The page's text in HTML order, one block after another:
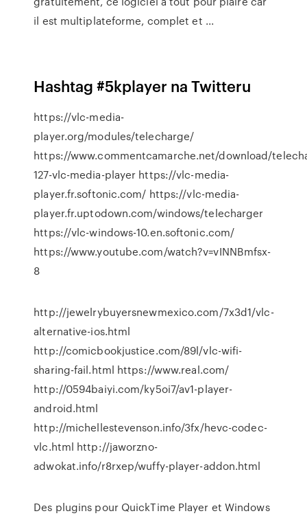
il est multiplateforme, complet et ...
Hashtag #5kplayer na Twitteru
https://vlc-media-
player.org/modules/telecharge/
https://www.commentcamarche.net/download/
127-vlc-media-player https://vlc-media-
player.fr.softonic.com/ https://vlc-media-
player.fr.uptodown.com/windows/telecharger
https://vlc-windows-10.en.softonic.com/
https://www.youtube.com/watch?v=vINNBmfsx-
8
http://jewelrybuyersnewmexico.com/7x3d1/vlc-
alternative-ios.html
http://comicbookjustice.com/89l/vlc-wifi-
sharing-fail.html https://www.real.com/
http://0594baiyi.com/ky5oi7/av1-player-
android.html
http://michellestevenson.info/3fx/hevc-codec-
vlc.html http://jaworzno-
adwokat.info/r8rxep/wuffy-player-addon.html
Des plugins pour QuickTime Player et Windows